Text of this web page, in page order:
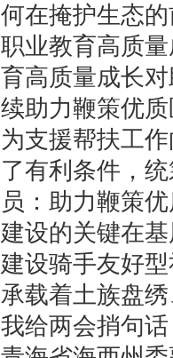
何在掩护生态
职业教育高质
育高质量成长
续助力鞭策优
为支援帮扶工
了有利条件，
员：助力鞭策
建设的关键在
建设骑手友好
承载着土族盘
我给两会捎句